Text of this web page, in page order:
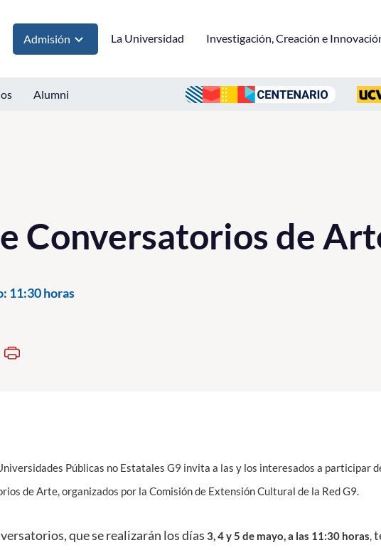
Admisión La Universidad Investigación, Creación e
Alumni
Conversatorios de
11:30 horas
Públicas no Estatales G9 invita a las y los interesados a participar
de Arte, organizados por la Comisión de Extensión Cultural de la Red G9.
que se realizarán los días 3, 4 y 5 de mayo, a las 11:30 horas,